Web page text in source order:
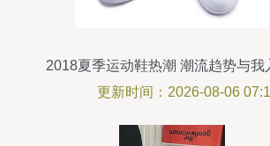
2018夏季运动鞋热潮 潮流趋势与我
动之选
更新时间：2026-08-06